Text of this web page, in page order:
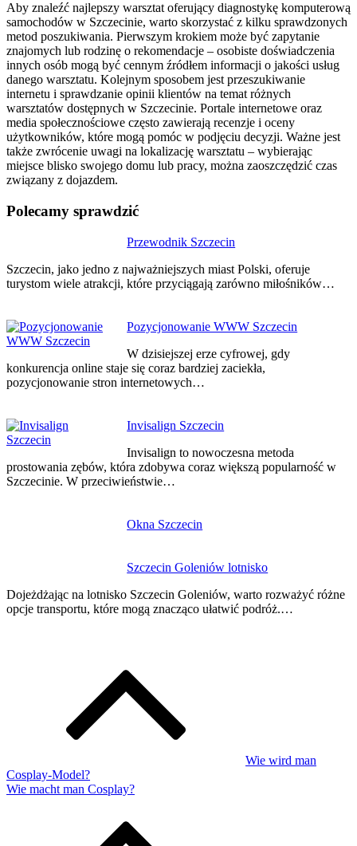
Aby znaleźć najlepszy warsztat oferujący diagnostykę komputerową
samochodów w Szczecinie, warto skorzystać z kilku sprawdzonych
metod poszukiwania. Pierwszym krokiem może być zapytanie
znajomych lub rodzinę o rekomendacje – osobiste doświadczenia
innych osób mogą być cennym źródłem informacji o jakości usług
danego warsztatu. Kolejnym sposobem jest przeszukiwanie
internetu i sprawdzanie opinii klientów na temat różnych
warsztatów dostępnych w Szczecinie. Portale internetowe oraz
media społecznościowe często zawierają recenzje i oceny
użytkowników, które mogą pomóc w podjęciu decyzji. Ważne jest
także zwrócenie uwagi na lokalizację warsztatu – wybierając
miejsce blisko swojego domu lub pracy, można zaoszczędzić czas
związany z dojazdem.
Polecamy sprawdzić
Przewodnik Szczecin
Szczecin, jako jedno z najważniejszych miast Polski, oferuje
turystom wiele atrakcji, które przyciągają zarówno miłośników…
Pozycjonowanie WWW Szczecin
W dzisiejszej erze cyfrowej, gdy
konkurencja online staje się coraz bardziej zaciekła,
pozycjonowanie stron internetowych…
Invisalign Szczecin
Invisalign to nowoczesna metoda
prostowania zębów, która zdobywa coraz większą popularność w
Szczecinie. W przeciwieństwie…
Okna Szczecin
Szczecin Goleniów lotnisko
Dojeżdżając na lotnisko Szczecin Goleniów, warto rozważyć różne
opcje transportu, które mogą znacząco ułatwić podróż.…
wpisu
Wie wird man
Cosplay-Model?
Wie macht man Cosplay?